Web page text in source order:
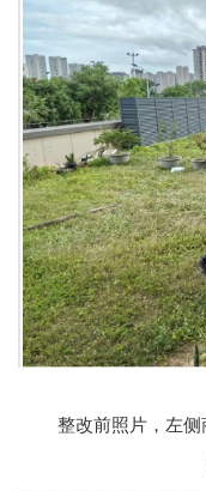
整改前照片，左侧